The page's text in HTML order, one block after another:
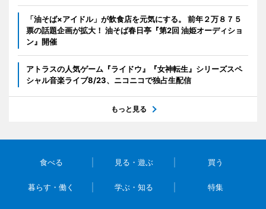
「油そば×アイドル」が飲食店を元気にする。 前年２万８７５
票の話題企画が拡大！ 油そば春日亭『第2回 油姫オーディショ
ン』開催
アトラスの人気ゲーム『ライドウ』『女神転生』シリーズスペ
シャル音楽ライブ8/23、ニコニコで独占生配信
もっと見る
食べる 見る・遊ぶ 買う
暮らす・働く 学ぶ・知る 特集